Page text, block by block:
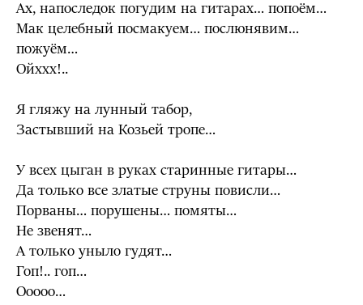
Ах, напоследок погудим на гитарах… попоём…
Мак целебный посмакуем… послюнявим…
пожуём…
Ойххх!..
Я гляжу на лунный табор,
Застывший на Козьей тропе…
У всех цыган в руках старинные гитары…
Да только все златые струны повисли…
Порваны… порушены… помяты…
Не звенят…
А только уныло гудят…
Гоп!.. гоп…
Ооооо…